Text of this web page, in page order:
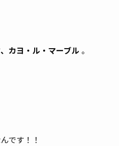
カヨ・ル・マーブル 。
です！！